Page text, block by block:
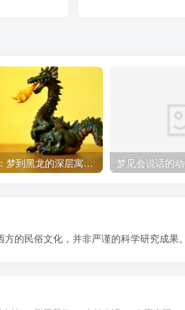
周公解梦：梦到黑龙的深层寓意，是好还是坏
的民俗文化，并非严谨的科学研究成果。